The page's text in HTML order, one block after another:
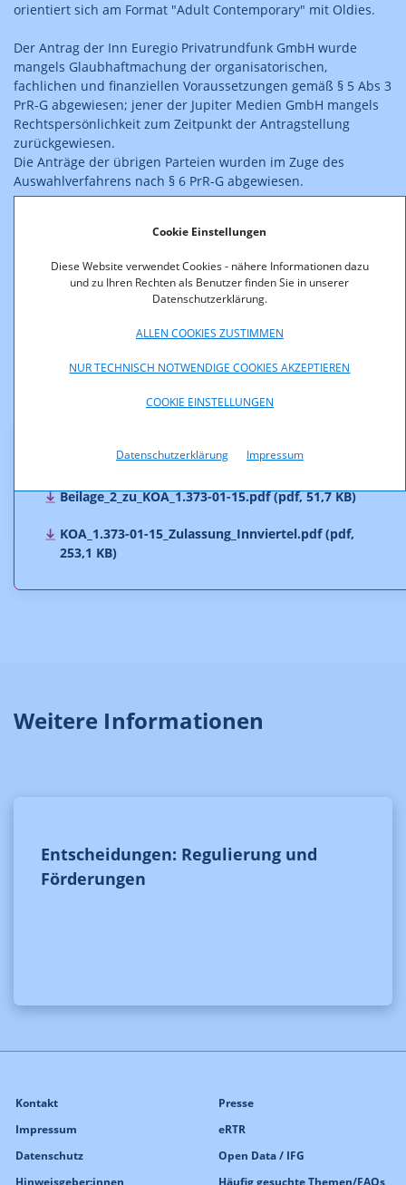
Cookie Einstellungen
Diese Website verwendet Cookies - nähere Informationen dazu
und zu Ihren Rechten als Benutzer finden Sie in unserer
Datenschutzerklärung.
ALLEN COOKIES ZUSTIMMEN
NUR TECHNISCH NOTWENDIGE COOKIES AKZEPTIEREN
COOKIE EINSTELLUNGEN
Datenschutzerklärung Impressum
orientiert sich am Format "Adult Contemporary" mit Oldies.
Der Antrag der Inn Euregio Privatrundfunk GmbH wurde
mangels Glaubhaftmachung der organisatorischen,
fachlichen und finanziellen Voraussetzungen gemäß § 5 Abs 3
PrR-G abgewiesen; jener der Jupiter Medien GmbH mangels
Rechtspersönlichkeit zum Zeitpunkt der Antragstellung
zurückgewiesen.
Die Anträge der übrigen Parteien wurden im Zuge des
Auswahlverfahrens nach § 6 PrR-G abgewiesen.
22.4.2001, GZ 611.071/002-BKS/2002, die Berufungen gegen
Wesentlichen bestätigt. Die Zulassung ist damit rechtskräftig.
Programm- und Werbegesellschaft mbH dagegen erhobene
abgewiesen.
Downloads
Beilage_2_zu_KOA_1.373-01-15.pdf (pdf, 51,7 KB)
KOA_1.373-01-15_Zulassung_Innviertel.pdf (pdf,
253,1 KB)
Weitere Informationen
Entscheidungen: Regulierung und
Förderungen
Kontakt
Impressum
Datenschutz
Hinweisgeber:innen
Presse
eRTR
Open Data / IFG
Häufig gesuchte Themen/FAQs